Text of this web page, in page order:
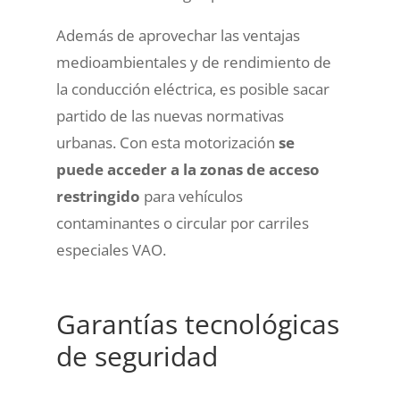
Además de aprovechar las ventajas
medioambientales y de rendimiento de
la conducción eléctrica, es posible sacar
partido de las nuevas normativas
urbanas. Con esta motorización se
puede acceder a la zonas de acceso
restringido para vehículos
contaminantes o circular por carriles
especiales VAO.
Garantías tecnológicas
de seguridad